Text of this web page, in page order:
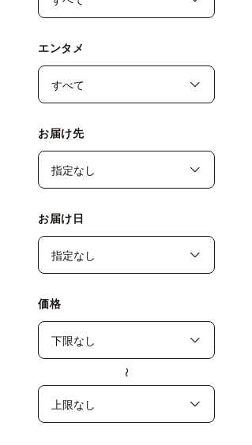
エンタメ
お届け先
お届け日
価格
〜